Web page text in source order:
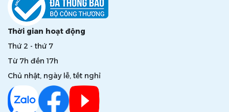
Thời gian hoạt động
Thứ 2 - thứ 7
Từ 7h đến 17h
Chủ nhật, ngày lễ, tết nghỉ